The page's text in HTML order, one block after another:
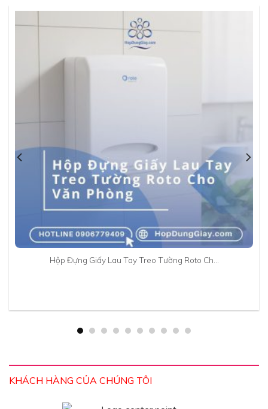
Hộp Đựng Giấy Lau Tay Treo Tường Roto Ch…
KHÁCH HÀNG CỦA CHÚNG TÔI